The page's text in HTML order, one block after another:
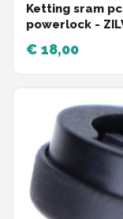
Ketting sram
powerlock -
€ 18,00